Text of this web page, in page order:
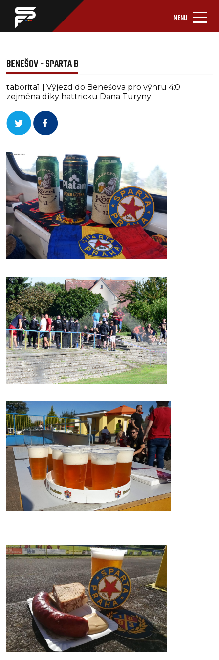
MENU
BENEŠOV - SPARTA B
taborita1 | Výjezd do Benešova pro výhru 4:0
zejména díky hattricku Dana Turyny